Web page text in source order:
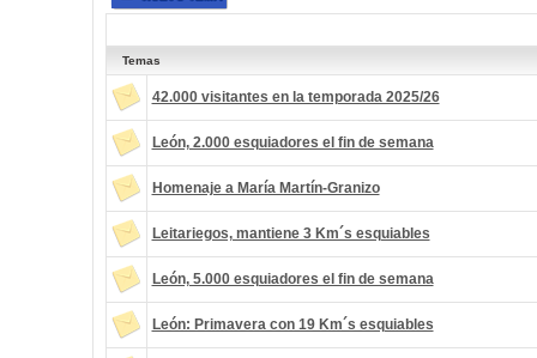
Temas
42.000 visitantes en la temporada 2025/26
León, 2.000 esquiadores el fin de semana
Homenaje a María Martín-Granizo
Leitariegos, mantiene 3 Km´s esquiables
León, 5.000 esquiadores el fin de semana
León: Primavera con 19 Km´s esquiables